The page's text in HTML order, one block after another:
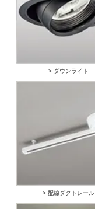
> ダウンライト
> 配線ダクトレール